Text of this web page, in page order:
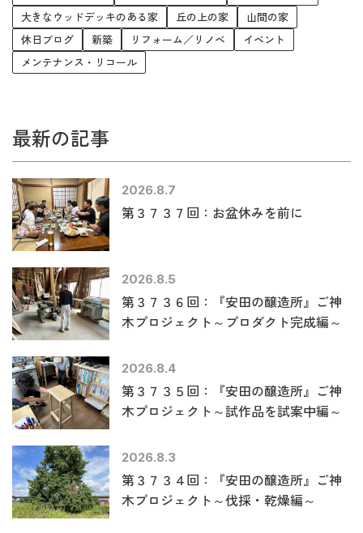
大きなウッドデッキのある家
丘の上の家
山間の家
休日ブログ
新築 リフォーム／リノベ
イベント
メンテナンス・リコール
最新の記事
2026.8.7
第３７３７回：お盆休みを前に
2026.8.5
第３７３６回：『安田の醸造所』ご神
木プロジェクト～プロダクト完成編～
2026.8.4
第３７３５回：『安田の醸造所』ご神
木プロジェクト～試作品を試案中編～
2026.8.3
第３７３４回：『安田の醸造所』ご神
木プロジェクト～伐採・乾燥編～